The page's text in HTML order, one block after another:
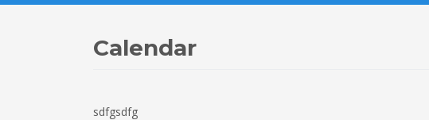
Calendar
sdfgsdfg